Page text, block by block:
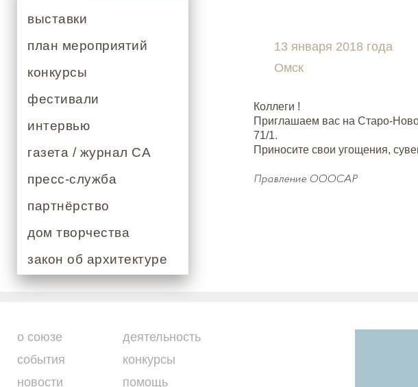
выставки
план мероприятий
конкурсы
фестивали
интервью
газета / журнал СА
пресс-служба
партнёрство
дом творчества
закон об архитектуре
13 января 2018 года
Омск
Коллеги !
Приглашаем вас на Старо-
71/1.
Приносите свои угощения,
Правление ОООСАР
о союзе
события
новости
деятельность
конкурсы
помощь